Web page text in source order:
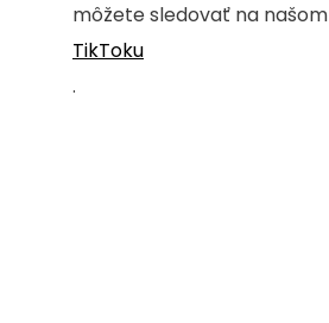
môžete sledovať na našom
TikToku
.